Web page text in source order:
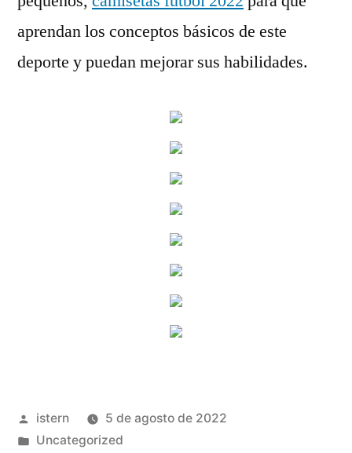
aprendan los conceptos básicos de este
deporte y puedan mejorar sus habilidades.
Publicado
por
istern
5 de agosto de 2022
Publicado
Uncategorized